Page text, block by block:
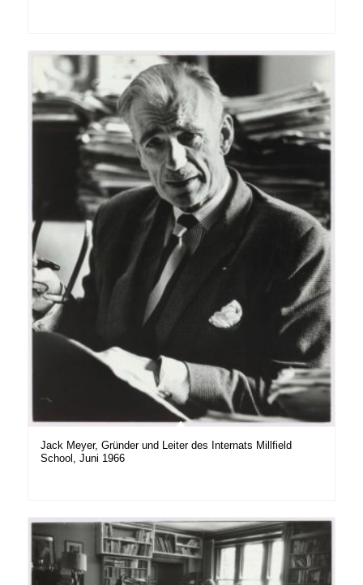
Jack Meyer, Gründer und Leiter des Internats Millfield
School, Juni 1966